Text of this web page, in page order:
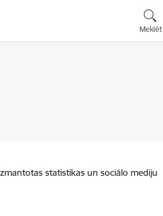
Meklēt
statistikas un sociālo mediju